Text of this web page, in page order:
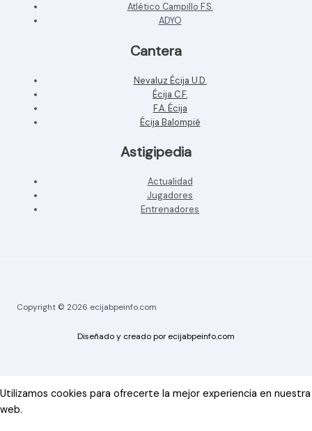
Atlético Campillo F.S.
ADYO
Cantera
Nevaluz Écija U.D.
Écija C.F.
F.A. Écija
Écija Balompié
Astigipedia
Actualidad
Jugadores
Entrenadores
Copyright © 2026 ecijabpeinfo.com
Diseñado y creado por ecijabpeinfo.com
Utilizamos cookies para ofrecerte la mejor experiencia en nuestra
web.